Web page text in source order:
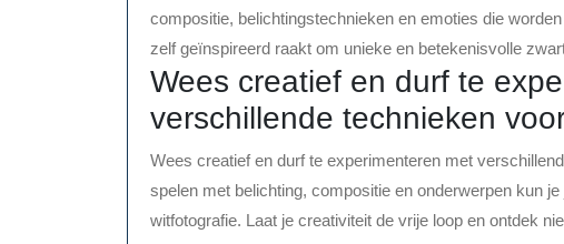
compositie, belichtingstechnieken en emoties die
zelf geïnspireerd raakt om unieke en betekenisvolle
Wees creatief en durf te
verschillende technieken
Wees creatief en durf te experimenteren met
spelen met belichting, compositie en onderwerpen kun
witfotografie. Laat je creativiteit de vrije loop en ontdek